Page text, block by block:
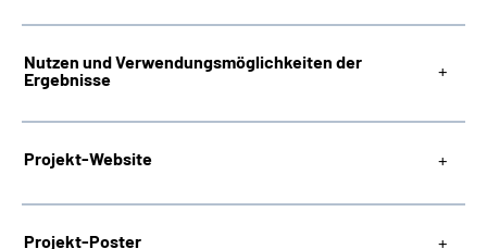
Nutzen und Verwendungsmöglichkeiten der
Ergebnisse
Projekt-Website
Projekt-Poster